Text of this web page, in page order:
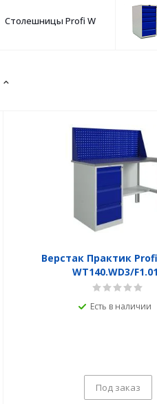
Столешницы Profi W
Верстак Практик
WT140.WD3/
Есть в наличии
Под заказ